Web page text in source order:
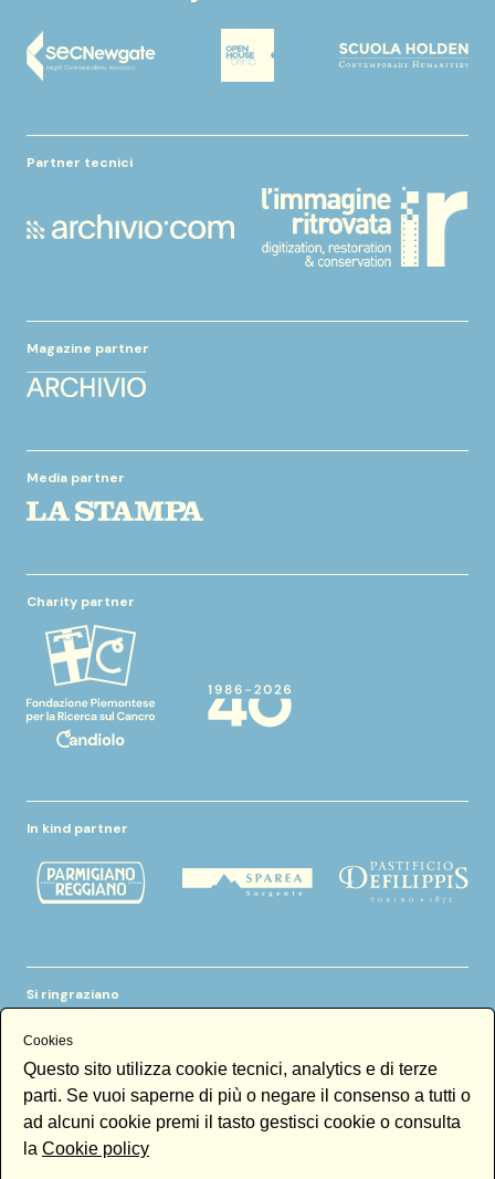
Partner tecnici
Magazine partner
Media partner
Charity partner
In kind partner
Si ringraziano
Newsletter
Cookies
Questo sito utilizza cookie tecnici, analytics e di terze
parti. Se vuoi saperne di più o negare il consenso a tutti o
ad alcuni cookie premi il tasto gestisci cookie o consulta
la Cookie policy